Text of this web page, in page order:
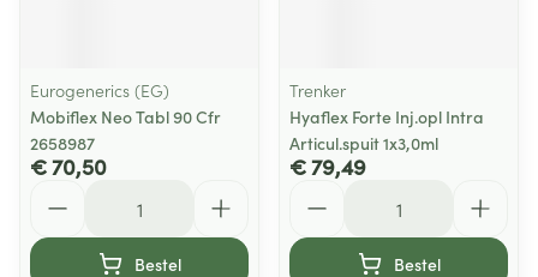
Eurogenerics (EG)
Mobiflex Neo Tabl 90 Cfr
2658987
€ 70,50
Bestel
Trenker
Hyaflex Forte Inj.opl Intra
Articul.spuit 1x3,0ml
€ 79,49
Bestel